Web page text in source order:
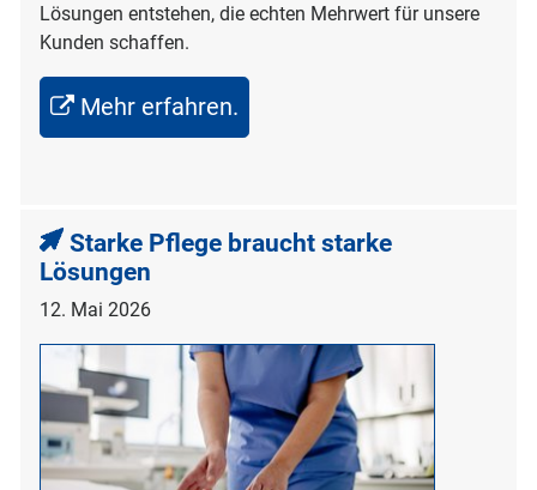
Lösungen entstehen, die echten Mehrwert für unsere
Kunden schaffen.
Mehr erfahren.
Starke Pflege braucht starke
Lösungen
12. Mai 2026